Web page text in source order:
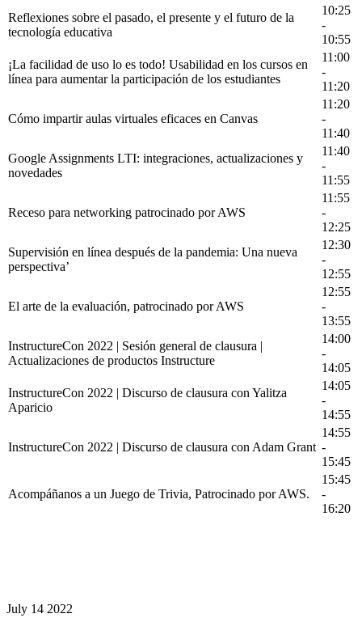
Reflexiones sobre el pasado, el presente y el futuro de la
tecnología educativa
10:25
-
10:55
¡La facilidad de uso lo es todo! Usabilidad en los cursos en
línea para aumentar la participación de los estudiantes
11:00
-
11:20
Cómo impartir aulas virtuales eficaces en Canvas
11:20
-
11:40
Google Assignments LTI: integraciones, actualizaciones y
novedades
11:40
-
11:55
Receso para networking patrocinado por AWS
11:55
-
12:25
Supervisión en línea después de la pandemia: Una nueva
perspectiva’
12:30
-
12:55
El arte de la evaluación, patrocinado por AWS
12:55
-
13:55
InstructureCon 2022 | Sesión general de clausura |
Actualizaciones de productos Instructure
14:00
-
14:05
InstructureCon 2022 | Discurso de clausura con Yalitza
Aparicio
14:05
-
14:55
InstructureCon 2022 | Discurso de clausura con Adam Grant
14:55
-
15:45
Acompáñanos a un Juego de Trivia, Patrocinado por AWS.
15:45
-
16:20
July 14 2022